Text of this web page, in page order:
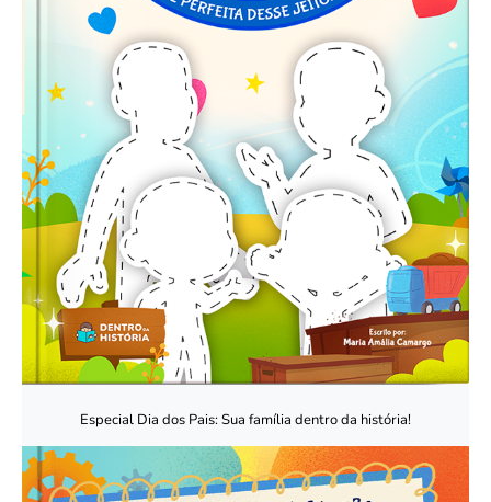
Especial Dia dos Pais: Sua família dentro da história!